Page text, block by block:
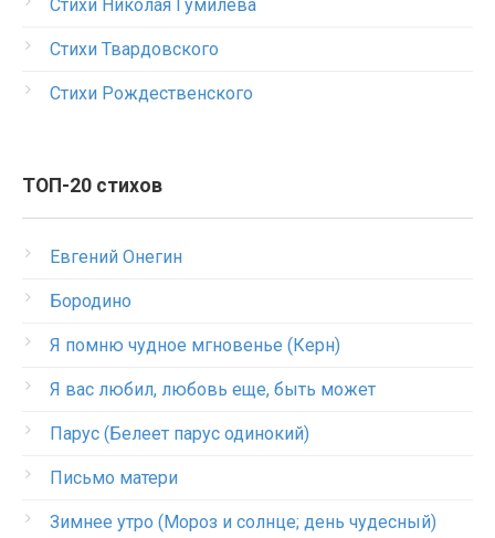
Стихи Николая Гумилева
Стихи Твардовского
Стихи Рождественского
ТОП-20 стихов
Евгений Онегин
Бородино
Я помню чудное мгновенье (Керн)
Я вас любил, любовь еще, быть может
Парус (Белеет парус одинокий)
Письмо матери
Зимнее утро (Мороз и солнце; день чудесный)